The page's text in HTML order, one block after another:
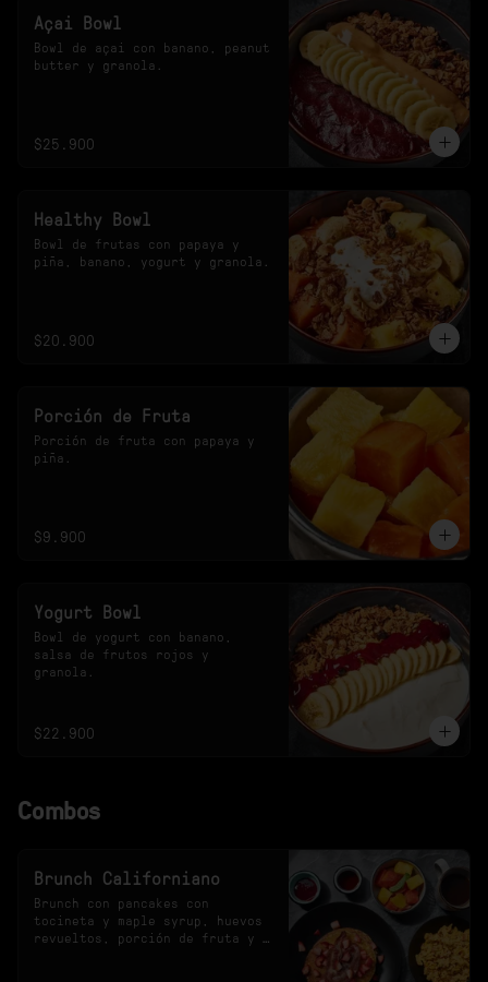
Açai Bowl
Bowl de açai con banano, peanut
butter y granola.
$25.900
Healthy Bowl
Bowl de frutas con papaya y
piña, banano, yogurt y granola.
$20.900
Porción de Fruta
Porción de fruta con papaya y
piña.
$9.900
Yogurt Bowl
Bowl de yogurt con banano,
salsa de frutos rojos y
granola.
$22.900
Combos
Brunch Californiano
Brunch con pancakes con
tocineta y maple syrup, huevos
revueltos, porción de fruta y